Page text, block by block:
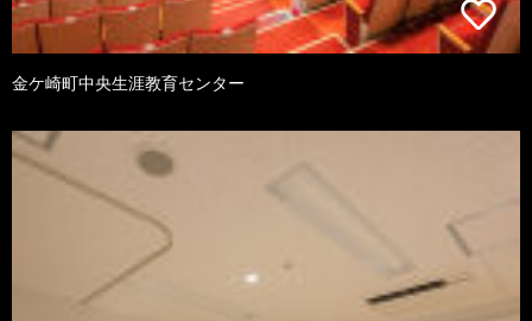
金ケ崎町中央生涯教育センター